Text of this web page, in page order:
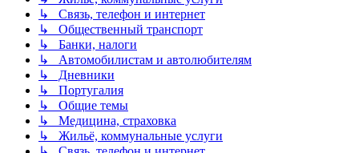
↳ Связь, телефон и интернет
↳ Общественный транспорт
↳ Банки, налоги
↳ Автомобилистам и автолюбителям
↳ Дневники
↳ Португалия
↳ Общие темы
↳ Медицина, страховка
↳ Жильё, коммунальные услуги